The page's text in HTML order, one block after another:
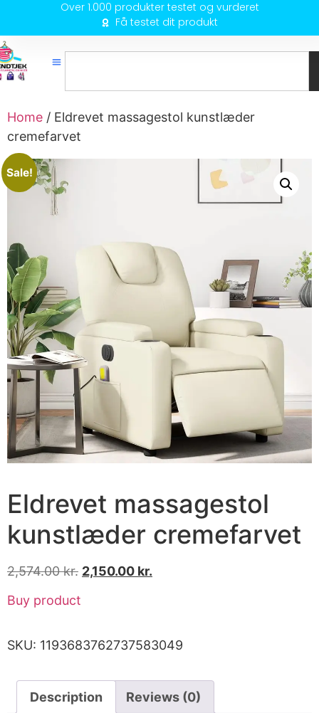
Over 1.000 produkter testet og vurderet
Få testet dit produkt
Home / Eldrevet massagestol kunstlæder
cremefarvet
Sale!
Eldrevet massagestol
kunstlæder cremefarvet
2,574.00kr. 2,150.00 kr.
Buy product
SKU: 1193683762737583049
Description Reviews (0)